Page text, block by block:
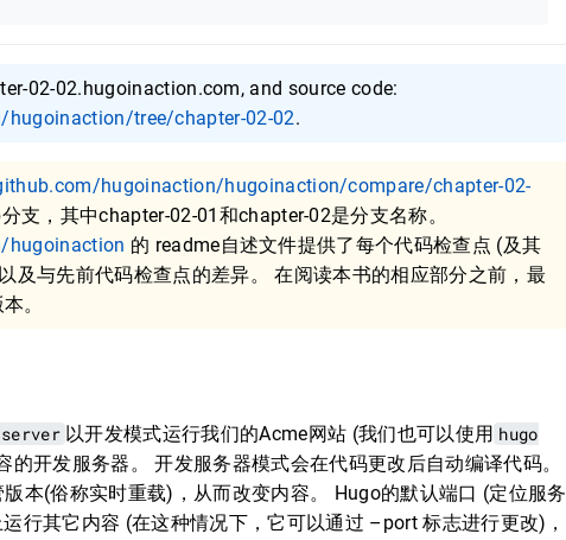
02-02.hugoinaction.com, and source code:
tree/chapter-02-02.
hugoinaction/hugoinaction/compare/chapter-02-
支，其中chapter-02-01和chapter-02是分支名称。
hugoinaction 的 readme自述文件提供了每个代码检查点 (及其
及与先前代码检查点的差异。 在阅读本书的相应部分之前，最
。
以开发模式运行我们的Acme网站 (我们也可以使用 hugo
开发服务器。 开发服务器模式会在代码更改后自动编译代码。
本(俗称实时重载)，从而改变内容。 Hugo的默认端口 (定位服务
行其它内容 (在这种情况下，它可以通过 –port标志进行更改)，